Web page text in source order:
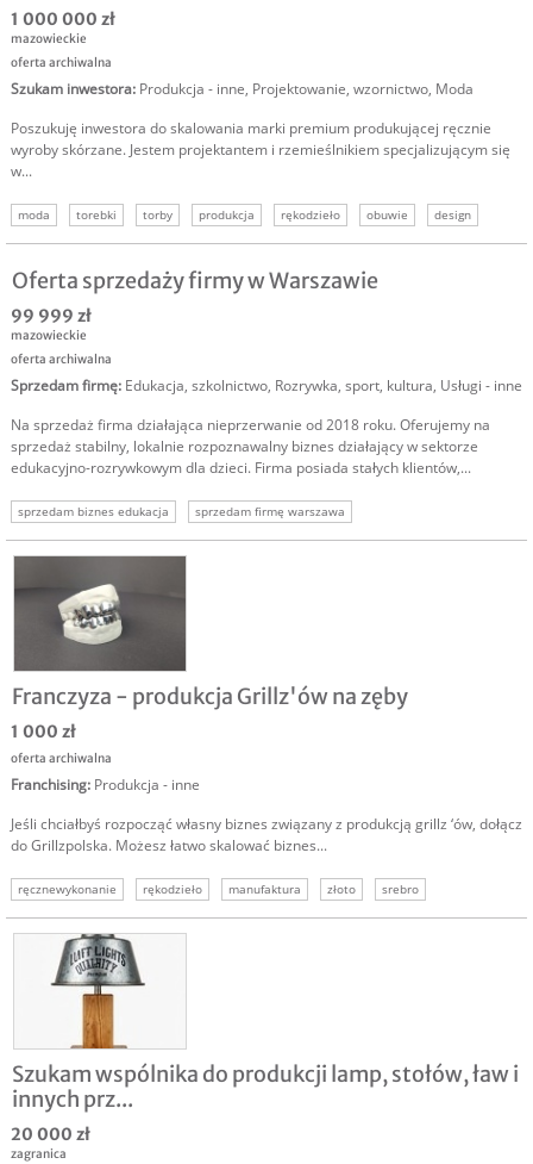
1 000 000 zł
mazowieckie
oferta archiwalna
Szukam inwestora: Produkcja - inne, Projektowanie, wzornictwo, Moda
Poszukuję inwestora do skalowania marki premium produkującej ręcznie
wyroby skórzane. Jestem projektantem i rzemieślnikiem specjalizującym się
w...
moda torebki torby produkcja rękodzieło obuwie design
Oferta sprzedaży firmy w Warszawie
99 999 zł
mazowieckie
oferta archiwalna
Sprzedam firmę: Edukacja, szkolnictwo, Rozrywka, sport, kultura, Usługi - inne
Na sprzedaż firma działająca nieprzerwanie od 2018 roku. Oferujemy na
sprzedaż stabilny, lokalnie rozpoznawalny biznes działający w sektorze
edukacyjno-rozrywkowym dla dzieci. Firma posiada stałych klientów,...
sprzedam biznes edukacja
sprzedam firmę warszawa
sprzedam biznes rozrywka
oferta sprzedaży firmy warszawa sprzedam firmę
Franczyza - produkcja Grillz'ów na zęby
1 000 zł
oferta archiwalna
Franchising: Produkcja - inne
Jeśli chciałbyś rozpocząć własny biznes związany z produkcją grillz ‘ów, dołącz
do Grillzpolska. Możesz łatwo skalować biznes...
ręcznewykonanie rękodzieło manufaktura złoto srebro
Szukam wspólnika do produkcji lamp, stołów, ław i
innych prz...
20 000 zł
zagranica